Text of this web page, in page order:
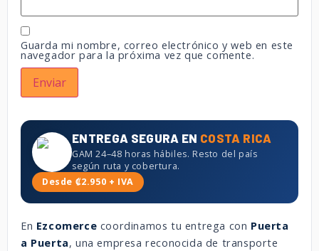
Guarda mi nombre, correo electrónico y web en este
navegador para la próxima vez que comente.
ENTREGA SEGURA EN COSTA RICA
GAM 24–48 horas hábiles. Resto del país
según ruta y cobertura.
Desde ₡2.950 + IVA
En Ezcomerce coordinamos tu entrega con Puerta
a Puerta, una empresa reconocida de transporte